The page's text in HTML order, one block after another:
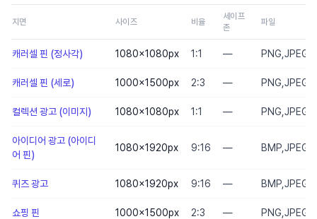
지면 사이즈 비율
세이프
존
파일
캐러셀 핀 (정사각) 1080×1080px 1:1 — PNG,JPEG
캐러셀 핀 (세로) 1000×1500px 2:3 — PNG,JPEG
컬렉션 광고 (이미지) 1080×1080px 1:1 — PNG,JPEG
아이디어 광고 (아이디
어 핀)
1080×1920px 9:16 —
퀴즈 광고 1080×1920px 9:16 —
쇼핑 핀 1000×1500px 2:3 — PNG,JPEG